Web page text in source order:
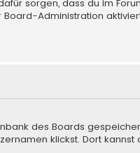
sorgen, dass du im
Administration
des Boards
klickst. Dort kannst